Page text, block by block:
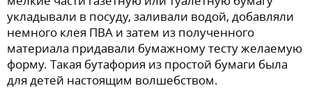
укладывали в посуду, заливали водой, добавляли
немного клея ПВА и затем из полученного
материала придавали бумажному тесту желаемую
форму. Такая бутафория из простой бумаги была
для детей настоящим волшебством.